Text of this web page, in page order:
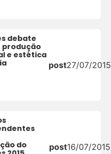
debate
e estética
post27/07/2015
do
post16/07/2015